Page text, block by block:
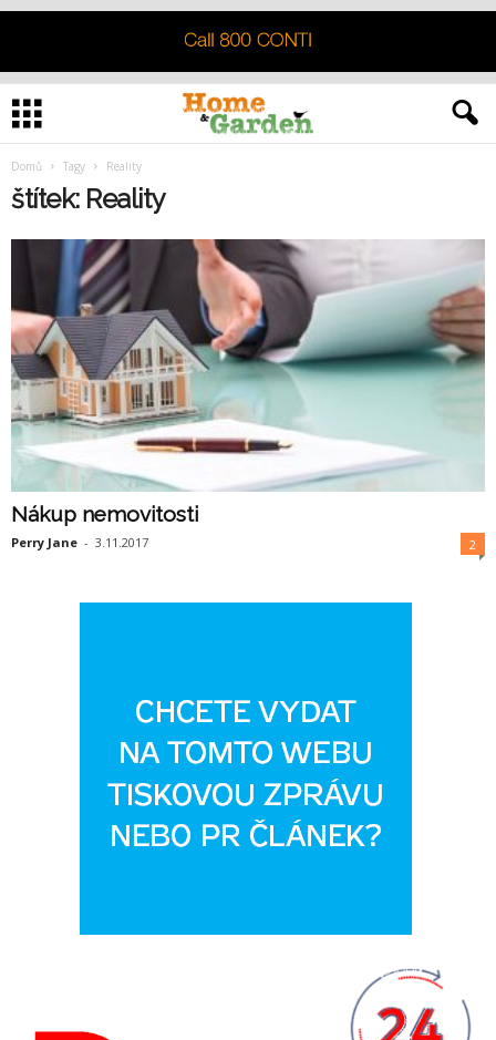
Domů Tagy Reality
štítek: Reality
Nákup nemovitosti
Perry Jane - 3.11.2017 2